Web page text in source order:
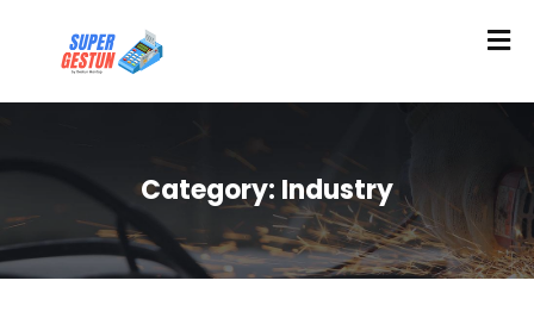
Category: Industry